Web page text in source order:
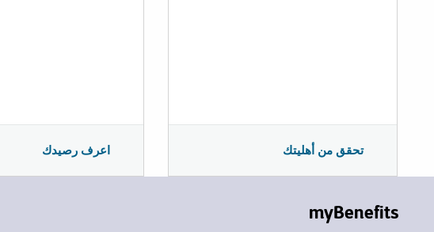
اعرف رصيدك تحقق من أهليتك
myBenefits